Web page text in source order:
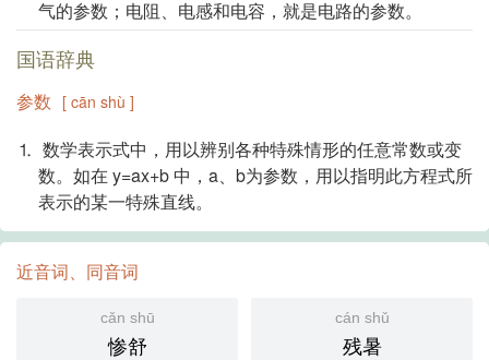
气的参数；电阻、电感和电容，就是电路的参数。
国语辞典
参数 [ cān shù ]
⒈ 数学表示式中，用以辨别各种特殊情形的任意常数或变
数。如在 y=ax+b 中，a、b为参数，用以指明此方程式所
表示的某一特殊直线。
近音词、同音词
cǎn shū
惨舒
cán shǔ
残暑